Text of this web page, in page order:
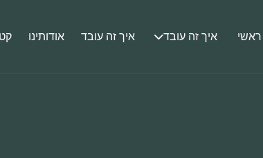
ראשי איך זה עובד איך זה עובד אודותינו